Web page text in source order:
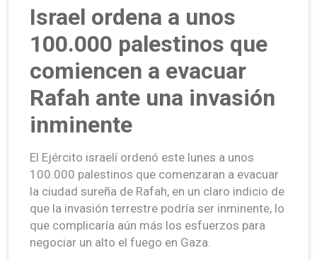
Israel ordena a unos
100.000 palestinos que
comiencen a evacuar
Rafah ante una invasión
inminente
El Ejército israelí ordenó este lunes a unos
100.000 palestinos que comenzaran a evacuar
la ciudad sureña de Rafah, en un claro indicio de
que la invasión terrestre podría ser inminente, lo
que complicaría aún más los esfuerzos para
negociar un alto el fuego en Gaza.